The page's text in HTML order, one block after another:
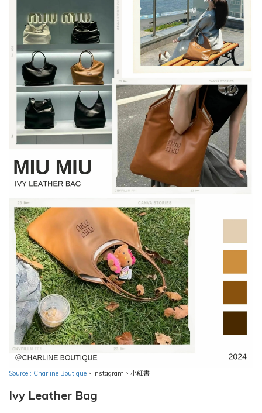
Source : Charline Boutique 、 Instagram 、小紅書
Ivy Leather Bag